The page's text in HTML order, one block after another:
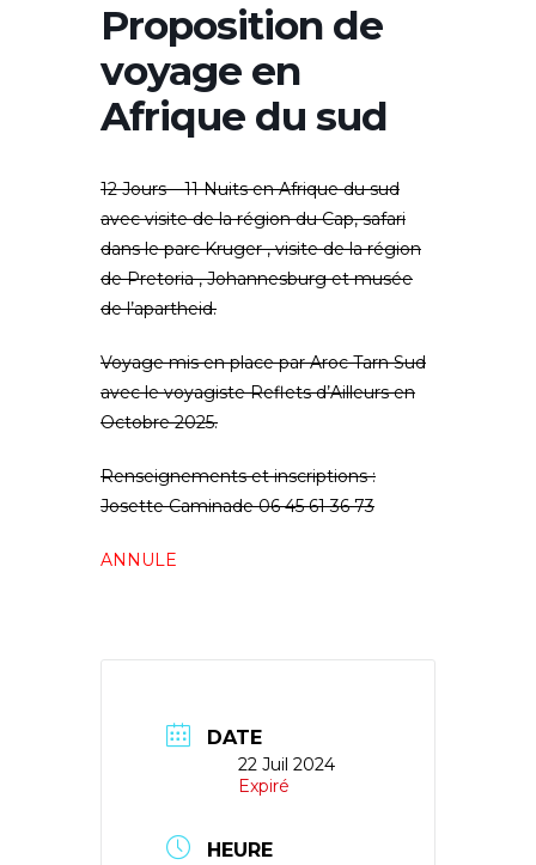
Proposition de
voyage en
Afrique du sud
12 Jours – 11 Nuits en Afrique du sud
avec visite de la région du Cap, safari
dans le parc Kruger , visite de la région
de Pretoria , Johannesburg et musée
de l’apartheid.
Voyage mis en place par Aroc Tarn Sud
avec le voyagiste Reflets d’Ailleurs en
Octobre 2025.
Renseignements et inscriptions :
Josette Caminade 06 45 61 36 73
ANNULE
DATE
22 Juil 2024
Expiré
HEURE